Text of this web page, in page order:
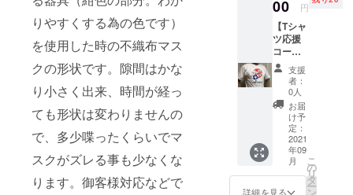
りやすくする為の色です）
を使用した時の不織布マス
クの形状です。隙間はかな
り小さく出来、時間が経っ
ても形状は変わりませんの
で、多少喋ったくらいでマ
スクがズレる事も少なくな
ります。御客様対応などで
年9月よ
り順次
発送の
予定で
す。
す。
※こちら
は2021
年7月よ
り順次
発送い
たしま
す。 ②
プロ
ジェク
ト達成
により
製作す
る金型
で成型
御礼
メール
デザ
インは
成型品
と同じ
で３Dプ
リント
造形品
です。
金型
による
成型品
が出来
るまで
00 円
【Tシャ
ツ応援
コース
（３Dプ
リント
造形品
＋Lサイ
ズTシャ
ツ＋成
型品＋
御礼
メー
ル）】
①製品
支援
者：
0人
お届
け予
定：
2021
年09
月
詳細を見る
こ
の
リ
タ
ー